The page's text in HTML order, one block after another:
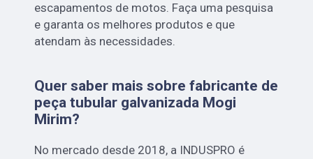
escapamentos de motos. Faça uma pesquisa
e garanta os melhores produtos e que
atendam às necessidades.
Quer saber mais sobre fabricante de
peça tubular galvanizada Mogi
Mirim?
No mercado desde 2018, a INDUSPRO é